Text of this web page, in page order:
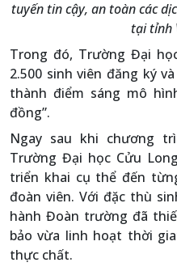
tuyến tin cậy, an toàn các
tại tỉnh
Trong đó, Trường Đại
2.500 sinh viên đăng ký
thành điểm sáng mô
đồng”.
Ngay sau khi chương
Trường Đại học Cửu
triển khai cụ thể đến
đoàn viên. Với đặc thù
hành Đoàn trường đã
bảo vừa linh hoạt thời
thực chất.